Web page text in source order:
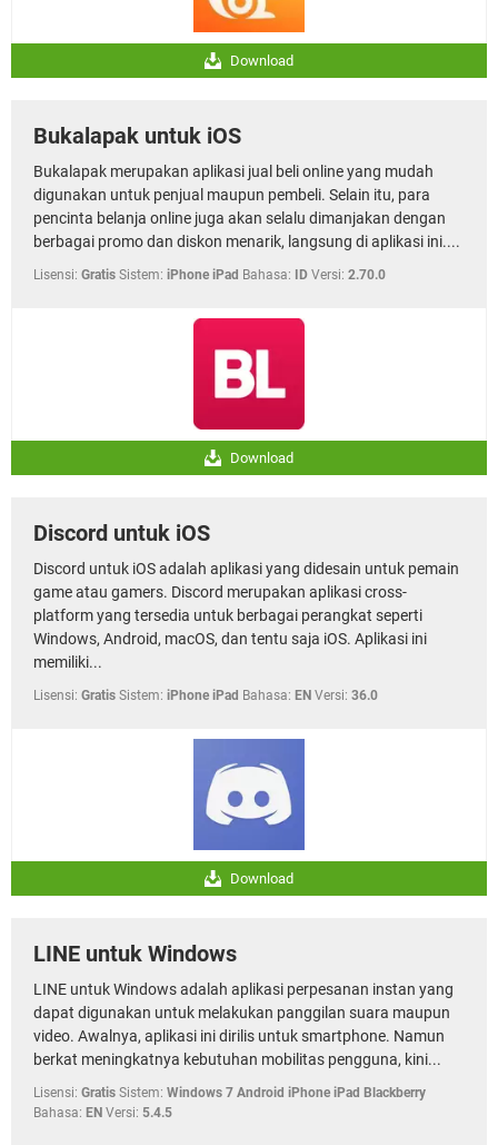
Download
Bukalapak untuk iOS
Bukalapak merupakan aplikasi jual beli online yang mudah
digunakan untuk penjual maupun pembeli. Selain itu, para
pencinta belanja online juga akan selalu dimanjakan dengan
berbagai promo dan diskon menarik, langsung di aplikasi ini....
Lisensi: Gratis Sistem: iPhone iPad Bahasa: ID Versi: 2.70.0
Download
Discord untuk iOS
Discord untuk iOS adalah aplikasi yang didesain untuk pemain
game atau gamers. Discord merupakan aplikasi cross-
platform yang tersedia untuk berbagai perangkat seperti
Windows, Android, macOS, dan tentu saja iOS. Aplikasi ini
memiliki...
Lisensi: Gratis Sistem: iPhone iPad Bahasa: EN Versi: 36.0
Download
LINE untuk Windows
LINE untuk Windows adalah aplikasi perpesanan instan yang
dapat digunakan untuk melakukan panggilan suara maupun
video. Awalnya, aplikasi ini dirilis untuk smartphone. Namun
berkat meningkatnya kebutuhan mobilitas pengguna, kini...
Lisensi: Gratis Sistem: Windows 7 Android iPhone iPad Blackberry
Bahasa: EN Versi: 5.4.5